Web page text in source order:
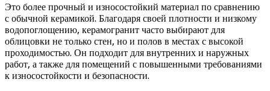
Это более прочный и износостойкий материал по сравнению
с обычной керамикой. Благодаря своей плотности и низкому
водопоглощению, керамогранит часто выбирают для
облицовки не только стен, но и полов в местах с высокой
проходимостью. Он подходит для внутренних и наружных
работ, а также для помещений с повышенными требованиями
к износостойкости и безопасности.